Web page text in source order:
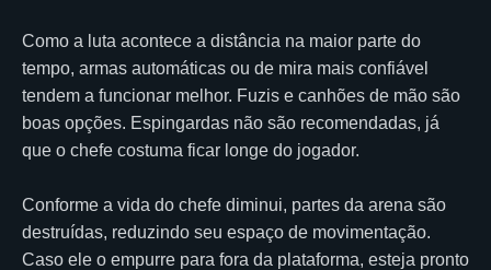
Como a luta acontece a distância na maior parte do
tempo, armas automáticas ou de mira mais confiável
tendem a funcionar melhor. Fuzis e canhões de mão são
boas opções. Espingardas não são recomendadas, já
que o chefe costuma ficar longe do jogador.
Conforme a vida do chefe diminui, partes da arena são
destruídas, reduzindo seu espaço de movimentação.
Caso ele o empurre para fora da plataforma, esteja pronto